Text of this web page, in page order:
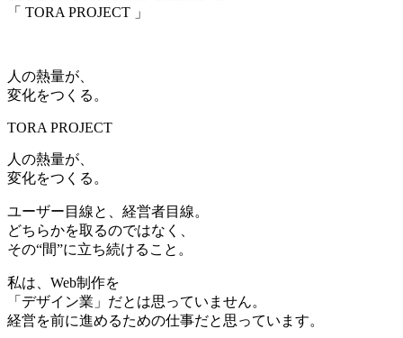
「 TORA PROJECT 」
人の熱量が、
変化をつくる。
TORA PROJECT
人の熱量が、
変化をつくる。
ユーザー目線と、経営者目線。
どちらかを取るのではなく、
その“間”に立ち続けること。
私は、Web制作を
「デザイン業」だとは思っていません。
経営を前に進めるための仕事だと思っています。